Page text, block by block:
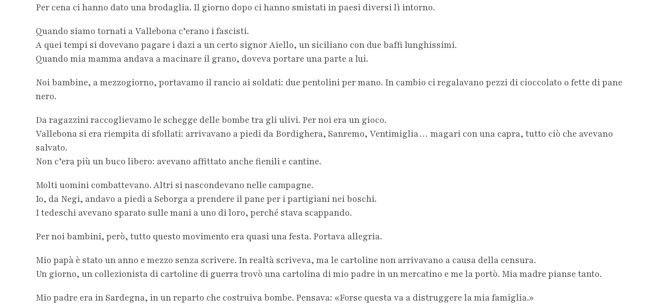
Per cena ci hanno dato una brodaglia. Il giorno dopo ci hanno smistati in paesi diversi lì intorno.
Quando siamo tornati a Vallebona c’erano i fascisti.
A quei tempi si dovevano pagare i dazi a un certo signor Aiello, un siciliano con due baffi lunghissimi.
Quando mia mamma andava a macinare il grano, doveva portare una parte a lui.
Noi bambine, a mezzogiorno, portavamo il rancio ai soldati: due pentolini per mano. In cambio ci regalavano pezzi di cioccolato o fette di pane
nero.
Da ragazzini raccoglievamo le schegge delle bombe tra gli ulivi. Per noi era un gioco.
Vallebona si era riempita di sfollati: arrivavano a piedi da Bordighera, Sanremo, Ventimiglia… magari con una capra, tutto ciò che avevano
salvato.
Non c’era più un buco libero: avevano affittato anche fienili e cantine.
Molti uomini combattevano. Altri si nascondevano nelle campagne.
Io, da Negi, andavo a piedi a Seborga a prendere il pane per i partigiani nei boschi.
I tedeschi avevano sparato sulle mani a uno di loro, perché stava scappando.
Per noi bambini, però, tutto questo movimento era quasi una festa. Portava allegria.
Mio papà è stato un anno e mezzo senza scrivere. In realtà scriveva, ma le cartoline non arrivavano a causa della censura.
Un giorno, un collezionista di cartoline di guerra trovò una cartolina di mio padre in un mercatino e me la portò. Mia madre pianse tanto.
Mio padre era in Sardegna, in un reparto che costruiva bombe. Pensava: «Forse questa va a distruggere la mia famiglia.»